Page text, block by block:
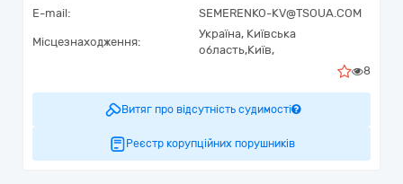
E-mail:
SEMERENKO-KV@TSOUA.COM
Місцезнаходження:
Україна, Київська
область,Київ,
8
Витяг про відсутність судимості
Реєстр корупційних порушників